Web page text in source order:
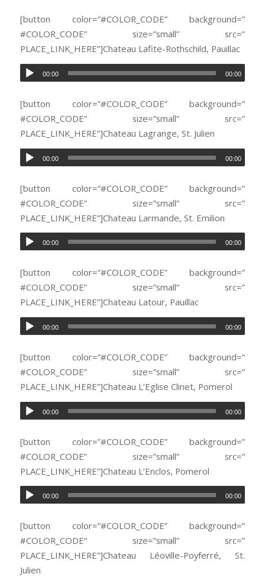
[button color=”#COLOR_CODE” background=”
#COLOR_CODE” size=”small” src=”
PLACE_LINK_HERE”]Chateau Lafite-Rothschild, Pauillac
00:00 00:00
[button color=”#COLOR_CODE” background=”
#COLOR_CODE” size=”small” src=”
PLACE_LINK_HERE”]Chateau Lagrange, St. Julien
00:00 00:00
[button color=”#COLOR_CODE” background=”
#COLOR_CODE” size=”small” src=”
PLACE_LINK_HERE”]Chateau Larmande, St. Emilion
00:00 00:00
[button color=”#COLOR_CODE” background=”
#COLOR_CODE” size=”small” src=”
PLACE_LINK_HERE”]Chateau Latour, Pauillac
00:00 00:00
[button color=”#COLOR_CODE” background=”
#COLOR_CODE” size=”small” src=”
PLACE_LINK_HERE”]Chateau L’Eglise Clinet, Pomerol
00:00 00:00
[button color=”#COLOR_CODE” background=”
#COLOR_CODE” size=”small” src=”
PLACE_LINK_HERE”]Chateau L’Enclos, Pomerol
00:00 00:00
[button color=”#COLOR_CODE” background=”
#COLOR_CODE” size=”small” src=”
PLACE_LINK_HERE”]Chateau Léoville-Poyferré, St.
Julien